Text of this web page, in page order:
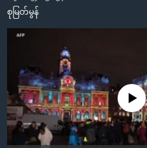
အကြောင်းအရာ
ပင်မ
အ
ညွန်း
စာမျက်နှာ
တရုတ်
အစ္စရေး-ပါလက်စတိုင်း
ရပ်ဝန်းတခု လမ်းတခု အလွန်
အင်္ဂလိပ်စာလေ့လာမယ်
အမေရိကန်သုံးအီဒီယံ
မကြေးမုံရဲ့ အင်္ဂလိပ်စာ
ရုပ်ရှင်ထဲက အင်္ဂလိပ်စာ
သုတပဒေသာ အင်္ဂလိပ်စာ
အပတ်စဉ်ကဏ္ဍများ
ရေဒီယို
တီဗွီ
ရေဒီယိုနှင့်ရုပ်သံ အချက်အလက်မျာ
ရေဒီယို/တီဗွီအစီအစဉ်
Learning English
စုမြတ်မွန်
No media source